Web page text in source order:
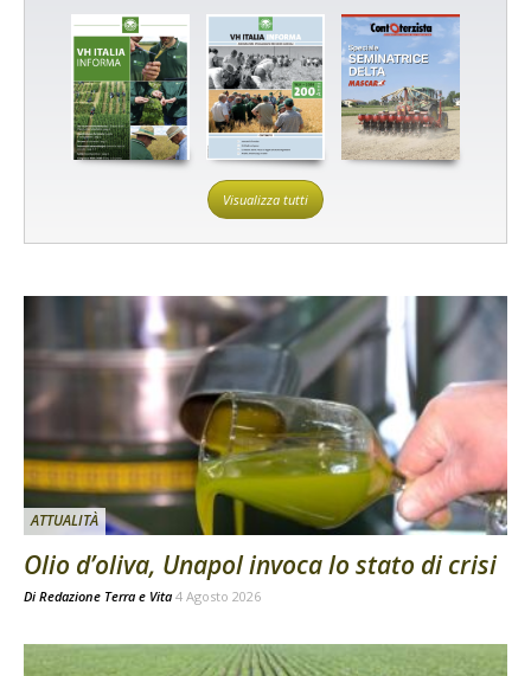
Visualizza tutti
ATTUALITÀ
Olio d’oliva, Unapol invoca lo stato di crisi
Di Redazione Terra e Vita 4 Agosto 2026